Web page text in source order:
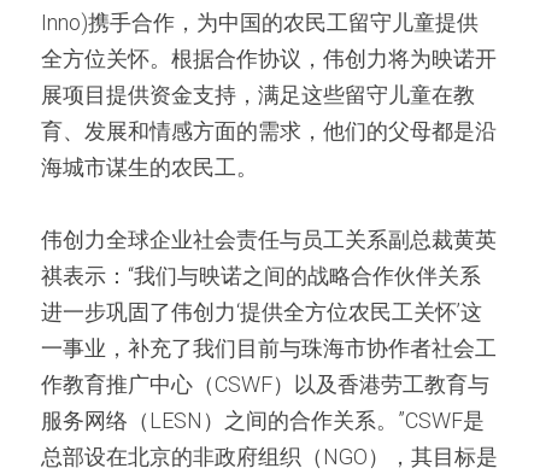
Inno)携手合作，为中国的农民工留守儿童提供
全方位关怀。根据合作协议，伟创力将为映诺开
展项目提供资金支持，满足这些留守儿童在教
育、发展和情感方面的需求，他们的父母都是沿
海城市谋生的农民工。
伟创力全球企业社会责任与员工关系副总裁黄英
祺表示：“我们与映诺之间的战略合作伙伴关系
进一步巩固了伟创力‘提供全方位农民工关怀’这
一事业，补充了我们目前与珠海市协作者社会工
作教育推广中心（CSWF）以及香港劳工教育与
服务网络（LESN）之间的合作关系。”CSWF是
总部设在北京的非政府组织（NGO），其目标是